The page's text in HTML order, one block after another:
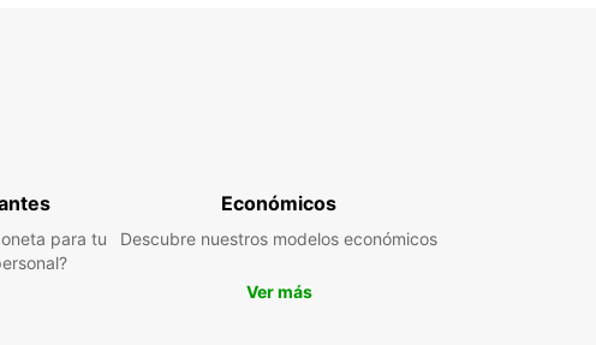
muebles o si eres un profesional que busca un vehículo
comercial para tus proyectos, Europcar tiene la
solución perfecta para ti en Freiburg (Elbe). ¡Reserva tu
para tu
Económicos
Descubre nuestros modelos económicos
Ver más